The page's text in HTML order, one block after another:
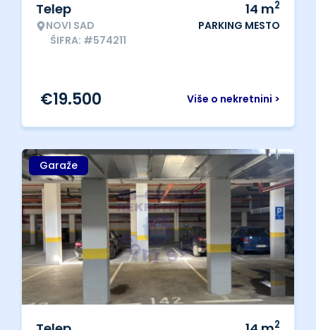
Telep
NOVI SAD
ŠIFRA: #574211
14 m2
PARKING MESTO
Više o nekretnini >
€19.500
Garaže
2